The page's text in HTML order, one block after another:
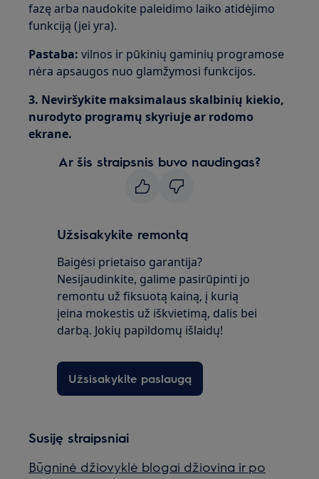
fazę arba naudokite paleidimo laiko atidėjimo
funkciją (jei yra).
Pastaba:vilnos ir pūkinių gaminių programose
nėra apsaugos nuo glamžymosi funkcijos.
3. Neviršykite maksimalaus skalbinių kiekio,
nurodyto programų skyriuje ar rodomo
ekrane.
Ar šis straipsnis buvo naudingas?
Užsisakykite remontą
Baigėsi prietaiso garantija?
Nesijaudinkite, galime pasirūpinti jo
remontu už fiksuotą kainą, į kurią
įeina mokestis už iškvietimą, dalis bei
darbą. Jokių papildomų išlaidų!
Užsisakykite paslaugą
Susiję straipsniai
Būgninė džiovyklė blogai džiovina ir po